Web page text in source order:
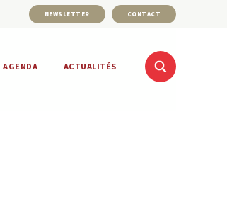
NEWSLETTER CONTACT
AGENDA ACTUALITÉS